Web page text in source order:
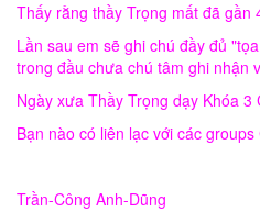
Thấy rằng thầy Trọng mất đã
Lần sau em sẽ ghi chú đầy đủ
trong đầu chưa chú tâm ghi nhận
Ngày xưa Thầy Trọng dạy Khóa
Bạn nào có liên lạc với các
Trần-Công Anh-Dũng